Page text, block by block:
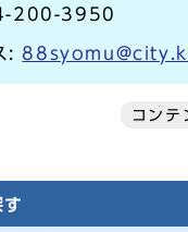
200-3950
:
コン